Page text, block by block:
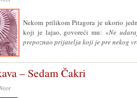
Nekom prilikom Pitagora je ukorio
koji je lajao, govoreći mu: «Ne
prepoznao prijatelja koji je pre nekog
– Sedam Čakri